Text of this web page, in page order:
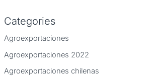
Categories
Agroexportaciones
Agroexportaciones 2022
Agroexportaciones chilenas